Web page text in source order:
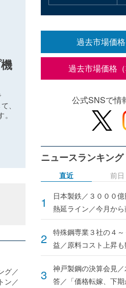
、
グ／
ン／
過去市場価格
過去市場価格（
公式SNSで情
ニュースランキング
直近
日本製鉄／３０００
熱延ライン／今月か
特殊鋼専業３社の４
益／原料コスト上昇
神戸製鋼の決算会見
答／「価格転嫁、下期
前日